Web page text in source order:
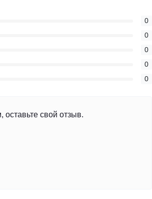
0
0
0
0
0
свой отзыв.